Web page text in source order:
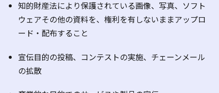
知的財産法により保護されている画像、写真、ソフト
ウェアその他の資料を、権利を有しないままアップロ
ード・配布すること
宣伝目的の投稿、コンテストの実施、チェーンメール
の拡散